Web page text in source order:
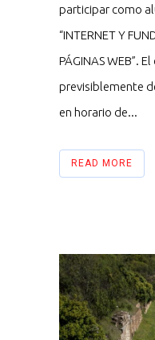
participar como
“INTERNET Y
PÁGINAS WEB”.
previsiblemente
en horario de...
READ MORE